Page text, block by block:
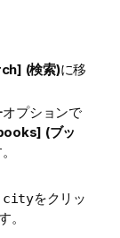
(検索)に移
プションで
(ブッ
cityをクリッ
。